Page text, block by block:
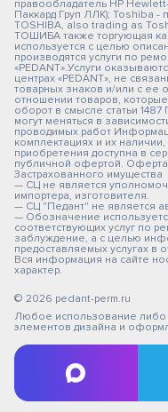
правообладатель HP
Паккард Груп ЛЛК); Toshiba -
TOSHIBA, also trading as
ТОШИБА также торгующая
используется с целью
производятся услуги по
«PEDANT».Услуги
центрах «PEDANT», не
товарных знаков и/или с ее
отношении товаров,
оборот в смысле статьи
могут меняться в
проводимых работ
комплектациях и их
приобретения доступна в
публичной офертой.
Застрахованного имущества
— СЦ не является
импортера, изготовителя.
— СЦ "Педант" не является
— Обозначение
соответствующих услуг по
заблуждение, а с целью
предоставляемых услугах в
Вся информация на сайте
характер.
© 2026 pedant-perm.ru
Любое использование либо
элементов дизайна и